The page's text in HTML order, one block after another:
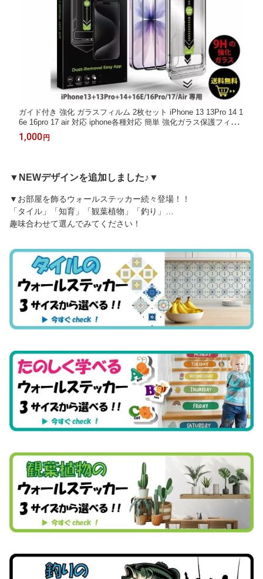
ガイド付き 強化 ガラスフィルム 2枚セット iPhone 13 13Pro 14 1
6e 16pro 17 air 対応 iphone各種対応 簡単 強化ガラス保護フィル
ム 失敗しない 硬度 9H 耐衝撃 指紋防止 安心安全
1,000円
▼NEWデザインを追加しました♪▼
▼お部屋を飾るウォールステッカー続々登場！！
「タイル」「知育」「観葉植物」「釣り」…
趣味合わせて選んでみてください！